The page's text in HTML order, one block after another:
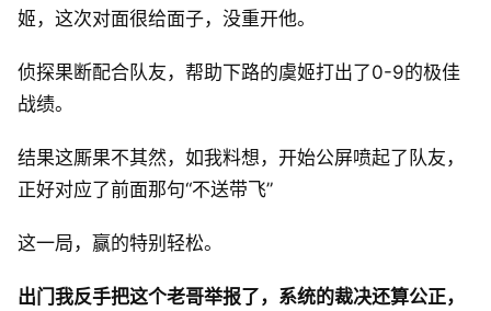
姬，这次对面很给面子，没重开他。
侦探果断配合队友，帮助下路的虞姬打出了0-9的极佳
战绩。
结果这厮果不其然，如我料想，开始公屏喷起了队友，
正好对应了前面那句“不送带飞”
这一局，赢的特别轻松。
出门我反手把这个老哥举报了，系统的裁决还算公正，